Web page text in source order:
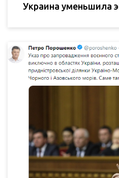
Украина уменьшила